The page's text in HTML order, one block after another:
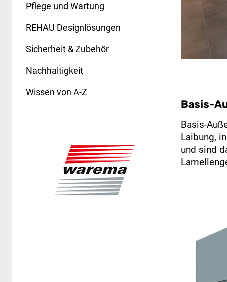
Pflege und Wartung
REHAU Designlösungen
Sicherheit & Zubehör
Nachhaltigkeit
Wissen von A-Z
Basis-
Basis-
Laibung,
und sind